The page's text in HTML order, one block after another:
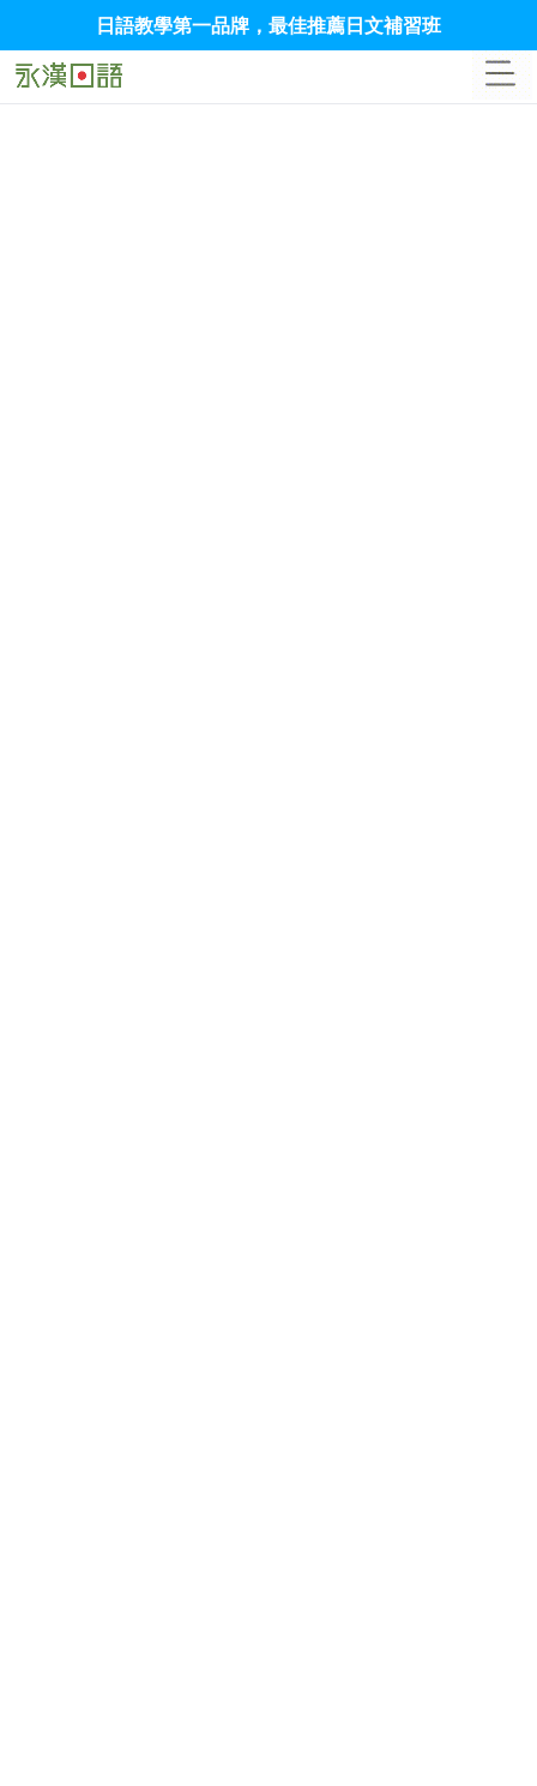
日語教學第一品牌，最佳推薦日文補習班